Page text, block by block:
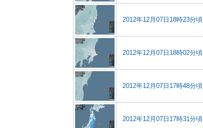
2012年12月07日18時23分頃
2012年12月07日18時02分頃
2012年12月07日17時48分頃
2012年12月07日17時31分頃